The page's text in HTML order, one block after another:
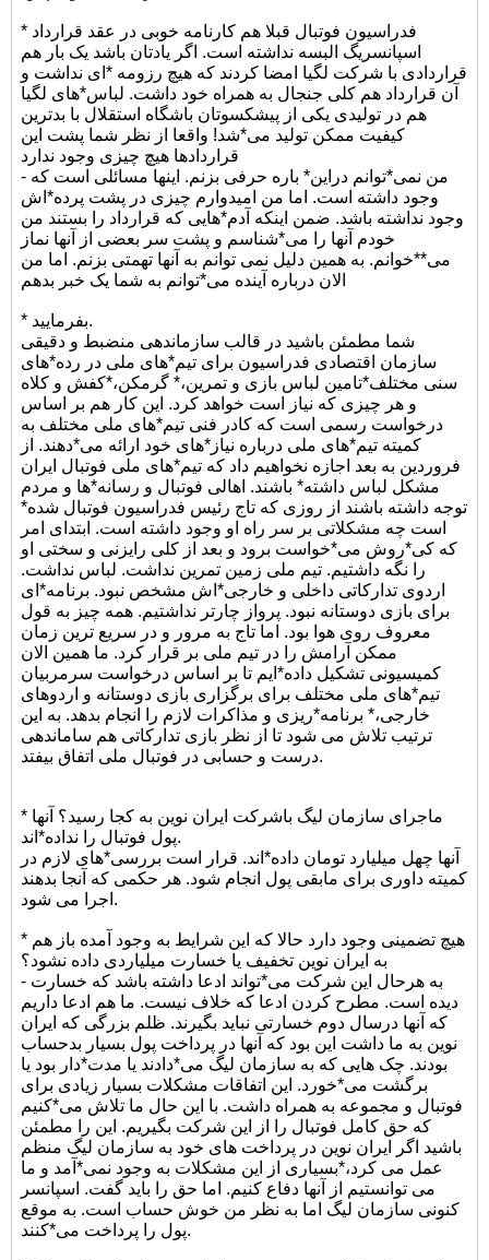
* فدراسیون فوتبال قبلا هم کارنامه خوبی در عقد قرارداد
اسپانسریگ البسه نداشته است. اگر یادتان باشد یک بار هم
قراردادی با شرکت لگیا امضا کردند که هیچ رزومه *ای نداشت و
آن قرارداد هم کلی جنجال به همراه خود داشت. لباس*های لگیا
هم در تولیدی یکی از پیشکسوتان باشگاه استقلال با بدترین
کیفیت ممکن تولید می*شد! واقعا از نظر شما پشت این
قراردادها هیچ چیزی وجود ندارد
- من نمی*توانم دراین* باره حرفی بزنم. اینها مسائلی است که
وجود داشته است. اما من امیدوارم چیزی در پشت پرده*اش
وجود نداشته باشد. ضمن اینکه آدم*هایی که قرارداد را بستند من
خودم آنها را می*شناسم و پشت سر بعضی از آنها نماز
می**خوانم. به همین دلیل نمی توانم به آنها تهمتی بزنم. اما من
الان درباره آینده می*توانم به شما یک خبر بدهم
* بفرمایید.
شما مطمئن باشید در قالب سازماندهی منضبط و دقیقی
سازمان اقتصادی فدراسیون برای تیم*های ملی در رده*های
سنی مختلف*تامین لباس بازی و تمرین،* گرمکن،*کفش و کلاه
و هر چیزی که نیاز است خواهد کرد. این کار هم بر اساس
درخواست رسمی است که کادر فنی تیم*های ملی مختلف به
کمیته تیم*های ملی درباره نیاز*های خود ارائه می*دهند. از
فروردین به بعد اجازه نخواهیم داد که تیم*های ملی فوتبال ایران
مشکل لباس داشته* باشند. اهالی فوتبال و رسانه*ها و مردم
توجه داشته باشند از روزی که تاج رئیس فدراسیون فوتبال شده*
است چه مشکلاتی بر سر راه او وجود داشته است. ابتدای امر
که کی*روش می*خواست برود و بعد از کلی رایزنی و سختی او
را نگه داشتیم. تیم ملی زمین تمرین نداشت. لباس نداشت.
اردوی تدارکاتی داخلی و خارجی*اش مشخص نبود. برنامه*ای
برای بازی دوستانه نبود. پرواز چارتر نداشتیم. همه چیز به قول
معروف روی هوا بود. اما تاج به مرور و در سریع ترین زمان
ممکن آرامش را در تیم ملی بر قرار کرد. ما همین الان
کمیسیونی تشکیل داده*ایم تا بر اساس درخواست سرمربیان
تیم*های ملی مختلف برای برگزاری بازی دوستانه و اردوهای
خارجی،* برنامه*ریزی و مذاکرات لازم را انجام بدهد. به این
ترتیب تلاش می شود تا از نظر بازی تدارکاتی هم ساماندهی
درست و حسابی در فوتبال ملی اتفاق بیفتد.
* ماجرای سازمان لیگ باشرکت ایران نوین به کجا رسید؟ آنها
پول فوتبال را نداده*اند.
آنها چهل میلیارد تومان داده*اند. قرار است بررسی*های لازم در
کمیته داوری برای مابقی پول انجام شود. هر حکمی که آنجا بدهند
اجرا می شود.
* هیچ تضمینی وجود دارد حالا که این شرایط به وجود آمده باز هم
به ایران نوین تخفیف یا خسارت میلیاردی داده نشود؟
- به هرحال این شرکت می*تواند ادعا داشته باشد که خسارت
دیده است. مطرح کردن ادعا که خلاف نیست. ما هم ادعا داریم
که آنها درسال دوم خسارتی نباید بگیرند. ظلم بزرگی که ایران
نوین به ما داشت این بود که آنها در پرداخت پول بسیار بدحساب
بودند. چک هایی که به سازمان لیگ می*دادند یا مدت*دار بود یا
برگشت می*خورد. این اتفاقات مشکلات بسیار زیادی برای
فوتبال و مجموعه به همراه داشت. با این حال ما تلاش می*کنیم
که حق کامل فوتبال را از این شرکت بگیریم. این را مطمئن
باشید اگر ایران نوین در پرداخت های خود به سازمان لیگ منظم
عمل می کرد،*بسیاری از این مشکلات به وجود نمی*آمد و ما
می توانستیم از آنها دفاع کنیم. اما حق را باید گفت. اسپانسر
کنونی سازمان لیگ اما به نظر من خوش حساب است. به موقع
پول را پرداخت می*کنند.